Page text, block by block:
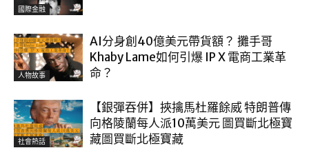
國際金融
人物故事
AI分身創40億美元帶貨額？ 攤手哥
Khaby Lame如何引爆 IP X 電商工業革
命？
社會熱話
【銀彈吞併】挾擒馬杜羅餘威 特朗普傳
向格陵蘭每人派10萬美元 圖買斷北極寶
藏圖買斷北極寶藏